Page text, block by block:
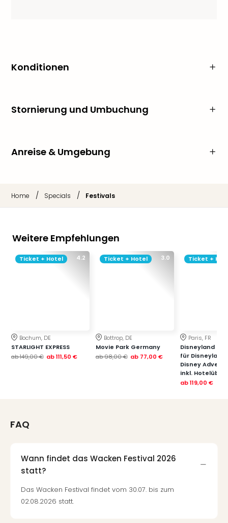
Konditionen
Stornierung und Umbuchung
Anreise & Umgebung
Home / Specials / Festivals
Weitere Empfehlungen
4.2
Ticket + Hotel
Bochum, DE
STARLIGHT EXPRESS
ab149,00 € ab111,50 €
3.0
Ticket + Hotel
Bottrop, DE
Movie Park Germany
ab98,00 € ab 77,00 €
Ticket +
Paris, FR
Disneyland
für
Disney
inkl.
ab119,00 €
FAQ
Wann findet das Wacken Festival 2026
statt?
Das Wacken Festival findet vom 30.07. bis zum
02.08.2026 statt.